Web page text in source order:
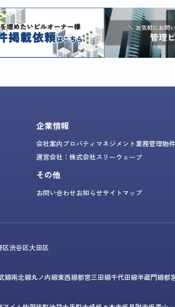
企業情報
会社案内プロパティマネジメント業務管理物
運営会社：株式会社スリーウェーブ
その他
お問い合わせお知らせサイトマップ
区渋谷区大田区
線南北線丸ノ内線東西線都営三田線千代田線半蔵門線都